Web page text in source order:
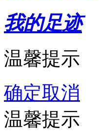
我的足迹
温馨提示
确定取消
温馨提示